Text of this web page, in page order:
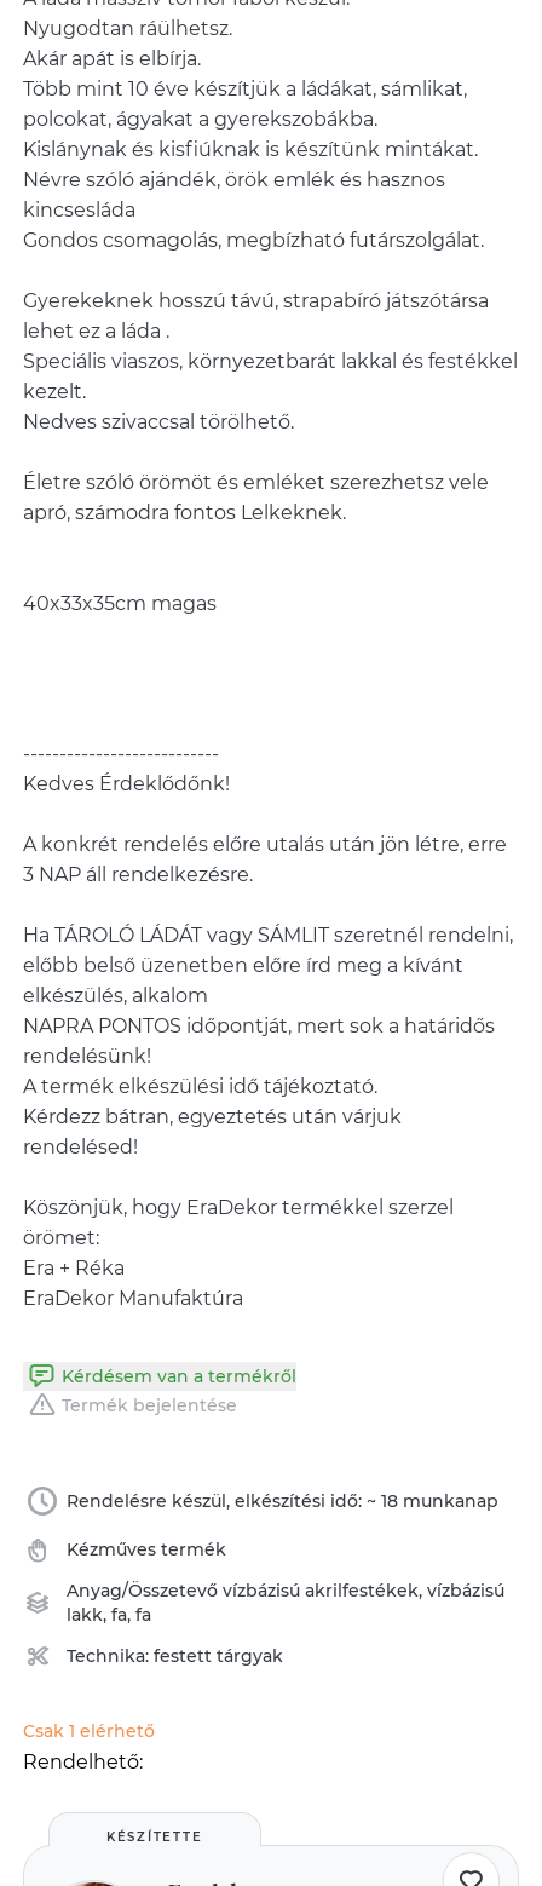
Nyugodtan ráülhetsz.
Akár apát is elbírja.
Több mint 10 éve készítjük a ládákat, sámlikat,
polcokat, ágyakat a gyerekszobákba.
Kislánynak és kisfiúknak is készítünk mintákat.
Névre szóló ajándék, örök emlék és hasznos
kincsesláda
Gondos csomagolás, megbízható futárszolgálat.
Gyerekeknek hosszú távú, strapabíró játszótársa
lehet ez a láda .
Speciális viaszos, környezetbarát lakkal és festékkel
kezelt.
Nedves szivaccsal törölhető.
Életre szóló örömöt és emléket szerezhetsz vele
apró, számodra fontos Lelkeknek.
40x33x35cm magas
---------------------------
Kedves Érdeklődőnk!
A konkrét rendelés előre utalás után jön létre, erre
3 NAP áll rendelkezésre.
Ha TÁROLÓ LÁDÁT vagy SÁMLIT szeretnél rendelni,
előbb belső üzenetben előre írd meg a kívánt
elkészülés, alkalom
NAPRA PONTOS időpontját, mert sok a határidős
rendelésünk!
A termék elkészülési idő tájékoztató.
Kérdezz bátran, egyeztetés után várjuk
rendelésed!
Köszönjük, hogy EraDekor termékkel szerzel
örömet:
Era + Réka
EraDekor Manufaktúra
Kérdésem van a termékről
Termék bejelentése
Rendelésre készül, elkészítési idő: ~ 18 munkanap
Kézműves termék
Anyag/Összetevővízbázisú akrilfestékek,vízbázisú
lakk,fa,fa
Technika:festett tárgyak
Csak 1 elérhető
Rendelhető:
KÉSZÍTETTE